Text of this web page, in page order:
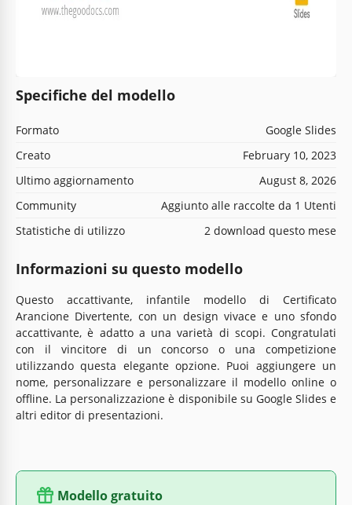
Specifiche del modello
Formato
Google Slides
Creato
February 10, 2023
Ultimo aggiornamento
August 8, 2026
Community
Aggiunto alle raccolte da 1 Utenti
Statistiche di utilizzo
2 download questo mese
Informazioni su questo modello
Questo accattivante, infantile modello di Certificato
Arancione Divertente, con un design vivace e uno sfondo
accattivante, è adatto a una varietà di scopi. Congratulati
con il vincitore di un concorso o una competizione
utilizzando questa elegante opzione. Puoi aggiungere un
nome, personalizzare e personalizzare il modello online o
offline. La personalizzazione è disponibile su Google Slides e
altri editor di presentazioni.
Modello gratuito